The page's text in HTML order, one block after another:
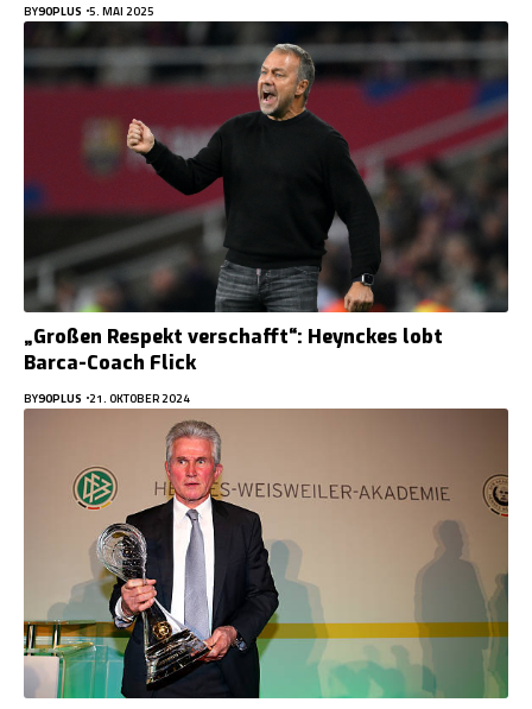
BY90PLUS 5. MAI 2025
„Großen Respekt verschafft“: Heynckes lobt
Barca-Coach Flick
BY90PLUS 21. OKTOBER 2024